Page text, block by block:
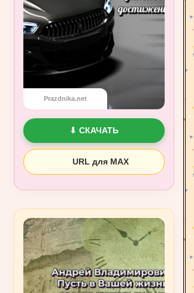
Prazdnika.net
⬇ СКАЧАТЬ
URL для MAX